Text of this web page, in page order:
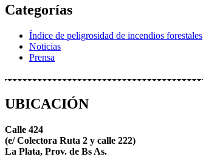
Categorías
Índice de peligrosidad de incendios forestales
Noticias
Prensa
UBICACIÓN
Calle 424
(e/ Colectora Ruta 2 y calle 222)
La Plata, Prov. de Bs As.